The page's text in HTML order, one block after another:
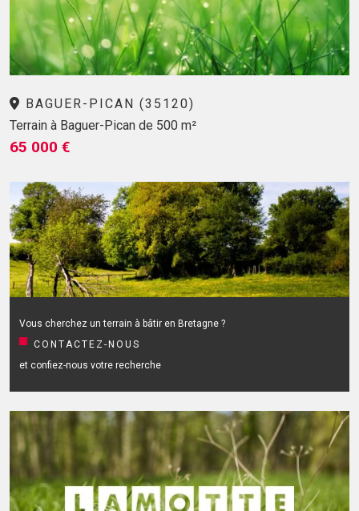
BAGUER-PICAN (35120)
Terrain à Baguer-Pican de 500 m²
65 000 €
Vous cherchez un terrain à bâtir en Bretagne ?
CONTACTEZ-NOUS
et confiez-nous votre recherche